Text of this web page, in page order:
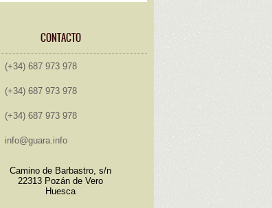
CONTACTO
(+34) 687 973 978
(+34) 687 973 978
(+34) 687 973 978
info@guara.info
Camino de Barbastro, s/n
22313 Pozán de Vero
Huesca